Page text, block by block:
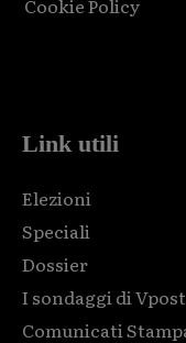
Cookie Policy
Link utili
Elezioni
Speciali
Dossier
I sondaggi di Vpost
Comunicati